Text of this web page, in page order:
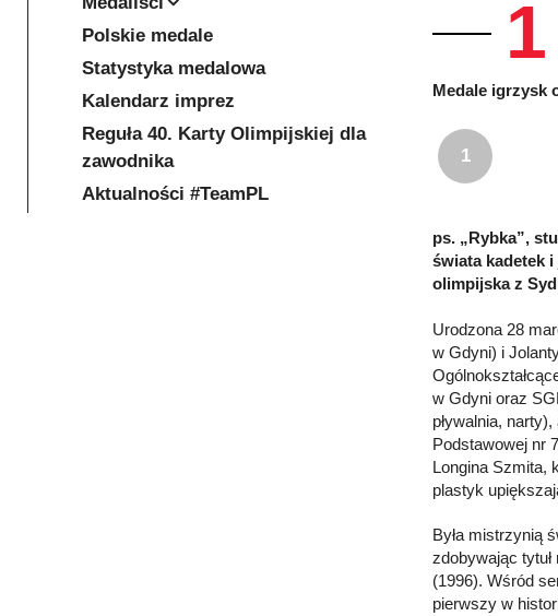
1
Medale igrzysk
1
ps. „Rybka”,
świata kadetek
olimpijska z
Urodzona 28
w Gdyni) i
w Gdyni oraz
pływalnia,
Podstawowej nr
Longina Szmita,
plastyk
Była mistrzynią
zdobywając
(1996). Wśród
pierwszy w
Polskie medale
Statystyka medalowa
Kalendarz imprez
Reguła 40. Karty Olimpijskiej dla
zawodnika
Aktualności #TeamPL